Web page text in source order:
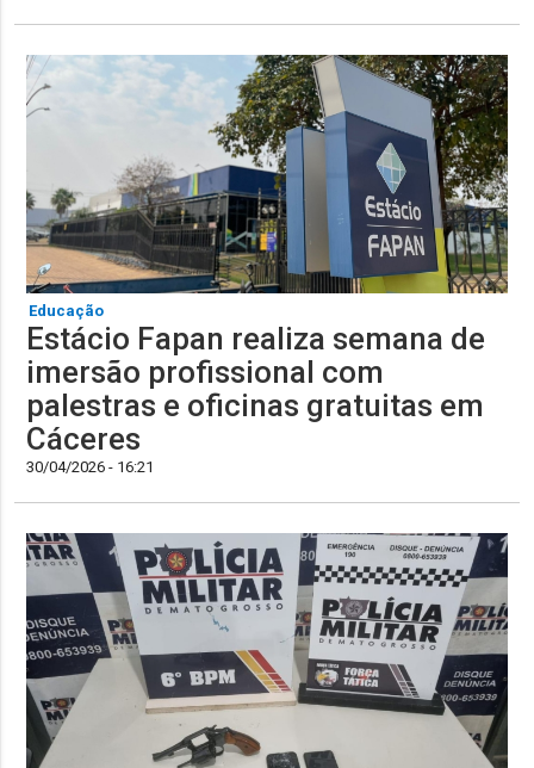
Educação
Estácio Fapan realiza semana de
imersão profissional com
palestras e oficinas gratuitas em
Cáceres
30/04/2026 - 16:21